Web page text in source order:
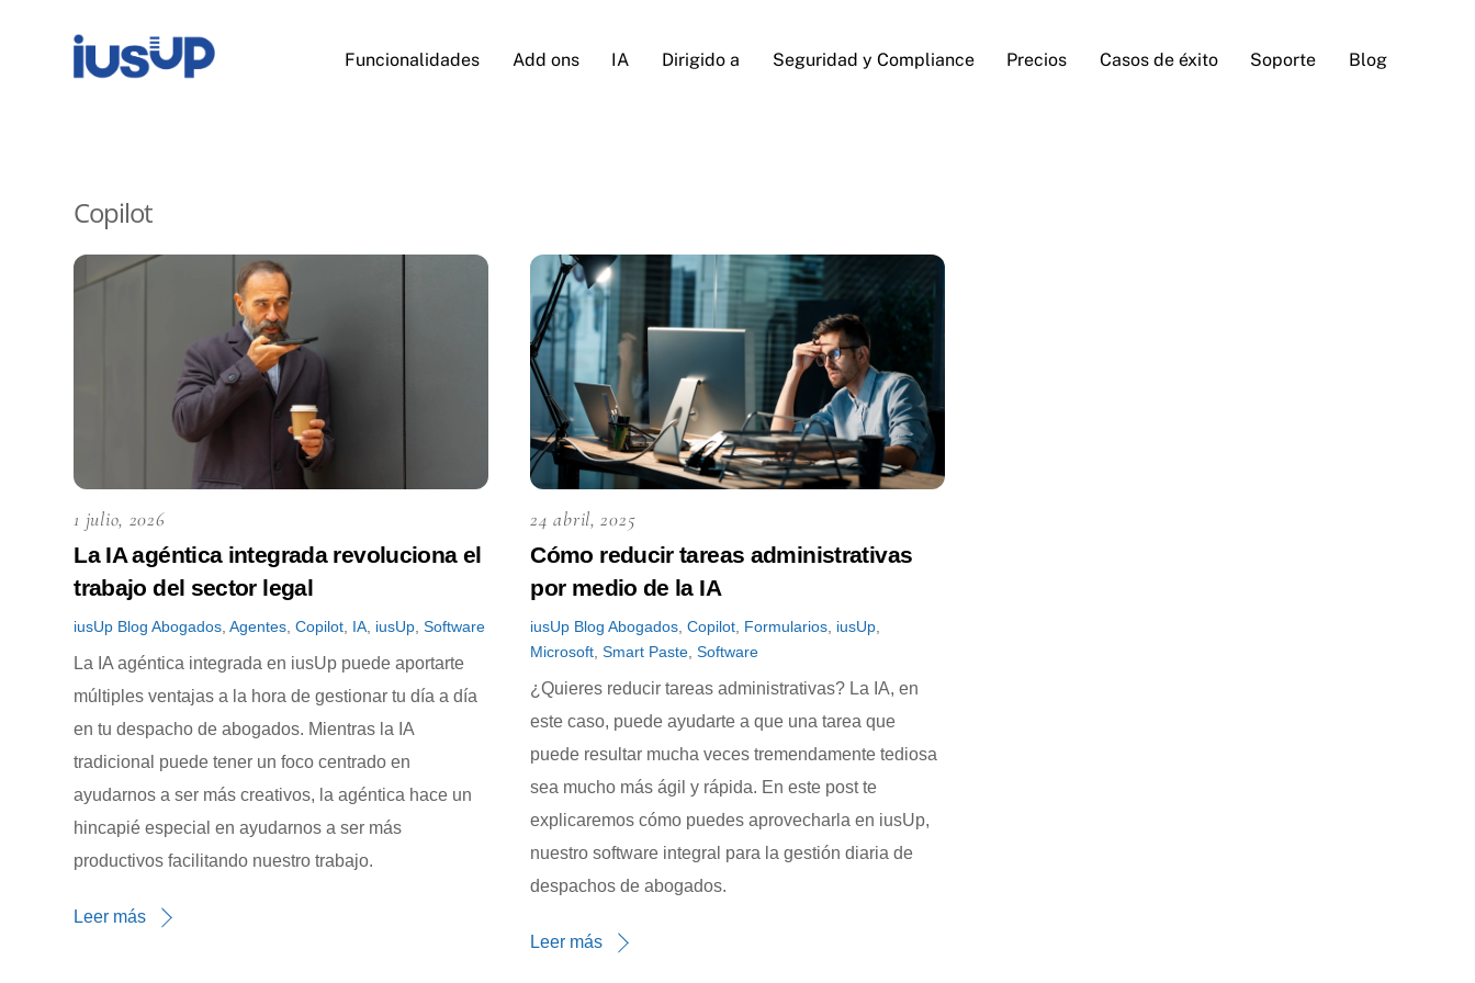
Funcionalidades Add ons IA Dirigido a Seguridad y Compliance Precios Casos de éxito Soporte Blog
Copilot
1 julio, 2026
La IA agéntica integrada revoluciona el
trabajo del sector legal
iusUp Blog Abogados ,Agentes ,Copilot IA iusUp ,Software
La IA agéntica integrada en iusUp puede aportarte
múltiples ventajas a la hora de gestionar tu día a día
en tu despacho de abogados. Mientras la IA
tradicional puede tener un foco centrado en
ayudarnos a ser más creativos, la agéntica hace un
hincapié especial en ayudarnos a ser más
productivos facilitando nuestro trabajo.
Leer más
24 abril, 2025
Cómo reducir tareas administrativas
por medio de la IA
iusUp Blog Abogados ,Copilot Formularios iusUp
Microsoft ,Smart Paste ,Software
¿Quieres reducir tareas administrativas? La IA, en
este caso, puede ayudarte a que una tarea que
puede resultar mucha veces tremendamente tediosa
sea mucho más ágil y rápida. En este post te
explicaremos cómo puedes aprovecharla en iusUp,
nuestro software integral para la gestión diaria de
despachos de abogados.
Leer más